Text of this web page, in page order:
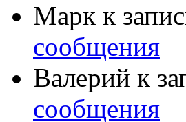
Марк к
сообщения
Валерий к
сообщения